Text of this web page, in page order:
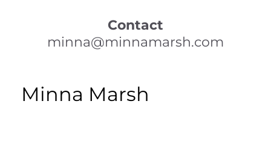
Contact
minna@minnamarsh.com
Minna Marsh